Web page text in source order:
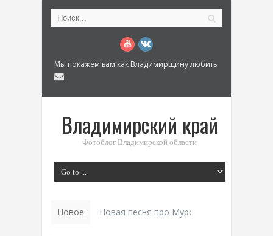
Мы покажем вам как Владимирщину любить
Владимирский край
Фотоблог Владимирской области
Новое Новая песня про Муром: «Былинный